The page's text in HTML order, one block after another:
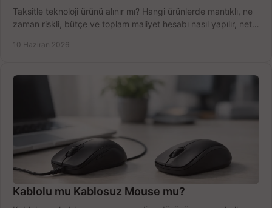
Taksitle teknoloji ürünü alınır mı? Hangi ürünlerde mantıklı, ne
zaman riskli, bütçe ve toplam maliyet hesabı nasıl yapılır, net
10 Haziran 2026
Kablolu mu Kablosuz Mouse mu?